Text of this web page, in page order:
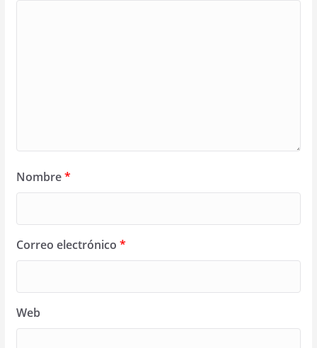
Nombre*
Correo electrónico *
Web